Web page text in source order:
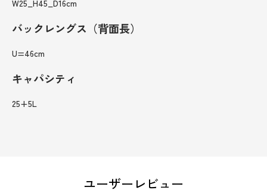
W25_H45_D16cm
バックレングス（背面長）
U=46cm
キャパシティ
25+5L
ユーザーレビュー